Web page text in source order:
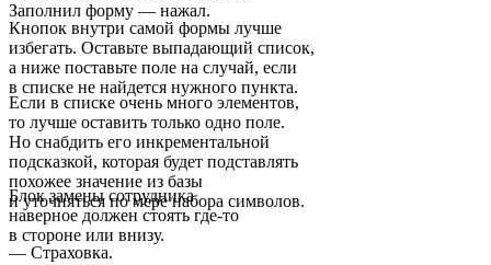
Заполнил форму — нажал.
Кнопок внутри самой формы лучше
избегать. Оставьте выпадающий список,
а ниже поставьте поле на случай, если
в списке не найдется нужного пункта.
Если в списке очень много элементов,
то лучше оставить только одно поле.
Но снабдить его инкрементальной
подсказкой, которая будет подставлять
похожее значение из базы
и уточняться по мере набора символов.
Блок замены сотрудника
наверное должен стоять где-то
в стороне или внизу.
— Страховка.